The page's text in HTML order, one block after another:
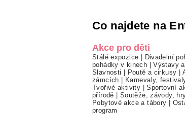
Co najdete na
Akce pro děti
Stálé expozice | Divadelní
pohádky v kinech |Výstavy
Slavnosti | Poutě a cirkusy |
zámcích | Karnevaly,
Tvořivé aktivity |Sportovní
přírodě | Soutěže, závody,
Pobytové akce a tábory |
program